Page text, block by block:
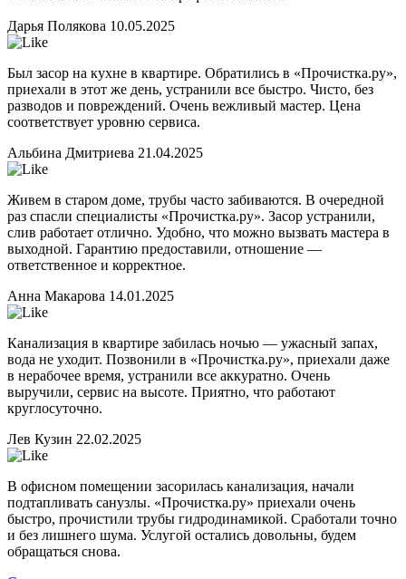
Дарья Полякова 10.05.2025
Был засор на кухне в квартире. Обратились в «Прочистка.ру»,
приехали в этот же день, устранили все быстро. Чисто, без
разводов и повреждений. Очень вежливый мастер. Цена
соответствует уровню сервиса.
Альбина Дмитриева 21.04.2025
Живем в старом доме, трубы часто забиваются. В очередной
раз спасли специалисты «Прочистка.ру». Засор устранили,
слив работает отлично. Удобно, что можно вызвать мастера в
выходной. Гарантию предоставили, отношение —
ответственное и корректное.
Анна Макарова 14.01.2025
Канализация в квартире забилась ночью — ужасный запах,
вода не уходит. Позвонили в «Прочистка.ру», приехали даже
в нерабочее время, устранили все аккуратно. Очень
выручили, сервис на высоте. Приятно, что работают
круглосуточно.
Лев Кузин 22.02.2025
В офисном помещении засорилась канализация, начали
подтапливать санузлы. «Прочистка.ру» приехали очень
быстро, прочистили трубы гидродинамикой. Сработали точно
и без лишнего шума. Услугой остались довольны, будем
обращаться снова.